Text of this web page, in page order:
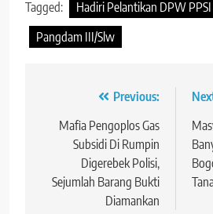
Tagged:
Hadiri Pelantikan DPW
Pangdam III/Slw
Navigasi
pos
Previous:
Mafia Pengoplos Gas
Subsidi Di Rumpin
Digerebek Polisi,
Sejumlah Barang Bukti
Diamankan